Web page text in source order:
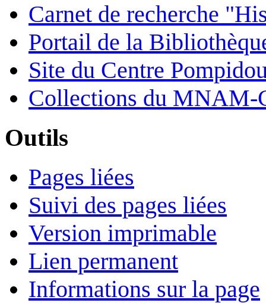
Carnet de recherche
Portail de la
Site du Centre
Collections du MNAM-
Outils
Pages liées
Suivi des pages liées
Version imprimable
Lien permanent
Informations sur la page